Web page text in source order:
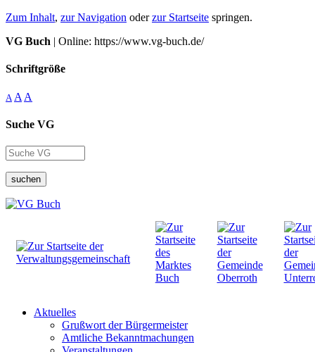
Zum Inhalt, zur Navigation oderzur Startseite springen.
VG Buch | Online: https://www.vg-buch.de/
Schriftgröße
A A A
Suche VG
suchen
Aktuelles
Grußwort der Bürgermeister
Amtliche Bekanntmachungen